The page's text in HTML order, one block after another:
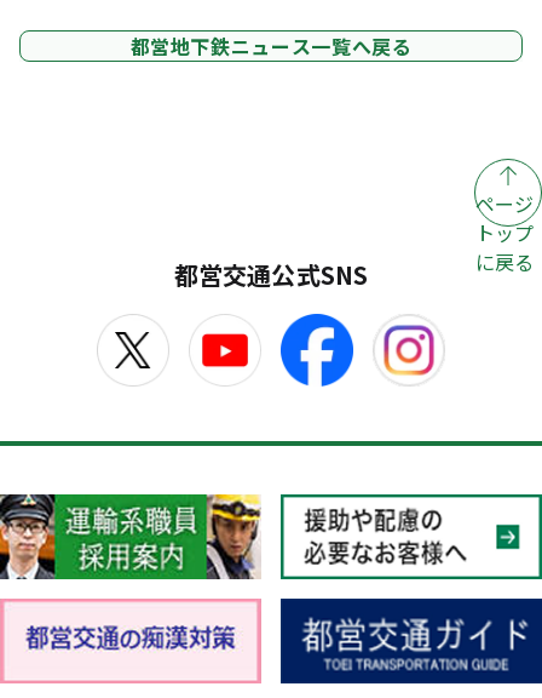
都営地下鉄ニュース一覧へ戻る
ページ
トップ
に戻る
都営交通公式SNS